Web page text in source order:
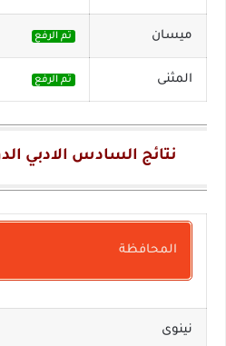
ميسان تم الرفع
المثنى تم الرفع
نتائج السادس الادبي الدور
المحافظة
نينوى